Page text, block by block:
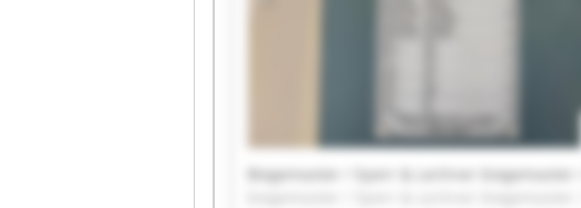
Biegemaster / Sperr & Lechner